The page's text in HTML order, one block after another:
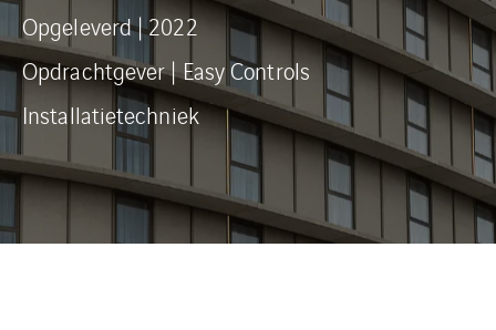
Opgeleverd | 2022
Opdrachtgever | Easy Controls
Installatietechniek